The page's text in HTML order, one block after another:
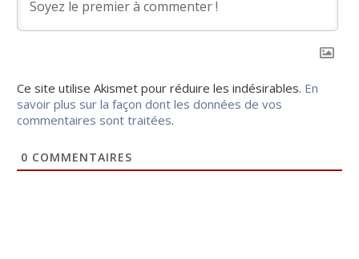
Ce site utilise Akismet pour réduire les indésirables. En
savoir plus sur la façon dont les données de vos
commentaires sont traitées.
0 COMMENTAIRES